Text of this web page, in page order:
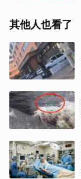
其他人也看了